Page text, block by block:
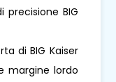
precisione BIG
di BIG Kaiser
margine lordo